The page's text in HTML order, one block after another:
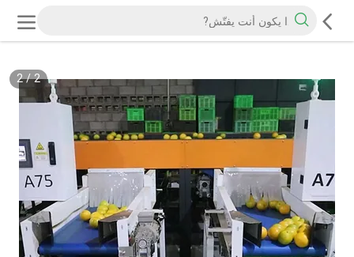
2
/
2